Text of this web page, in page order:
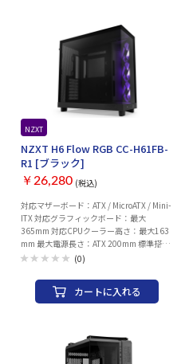
NZXT
NZXT H6 Flow RGB CC-H61FB-
R1 [ブラック]
￥26,280 (税込)
対応マザーボード：ATX / MicroATX / Mini-
ITX 対応グラフィックボード：最大
365mm 対応CPUクーラー高さ：最大163
mm 最大電源長さ：ATX 200mm 標準搭載
ファン：あり 本体サイズ：287x435x415
(0)
カートに入れる